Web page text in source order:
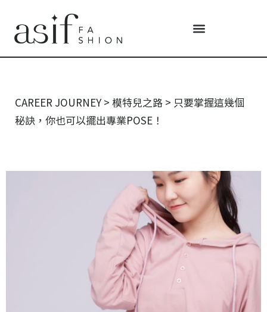
CAREER JOURNEY > 模特兒之路 > 只要掌握這幾個
秘訣，你也可以擺出專業POSE！